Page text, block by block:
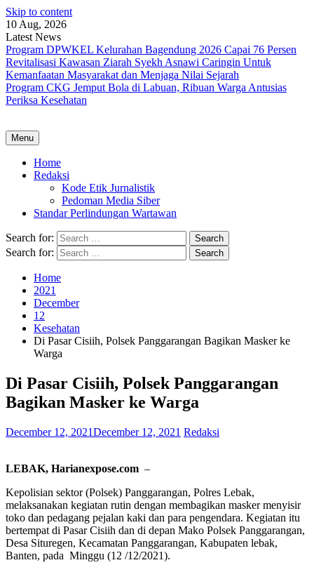
Skip to content
10 Aug, 2026
Latest News
Program DPWKEL Kelurahan Bagendung 2026 Capai 76 Persen
Revitalisasi Kawasan Ziarah Syekh Asnawi Caringin Untuk
Kemanfaatan Masyarakat dan Menjaga Nilai Sejarah
Program CKG Jemput Bola di Labuan, Ribuan Warga Antusias
Periksa Kesehatan
Menu
Home
Redaksi
Kode Etik Jurnalistik
Pedoman Media Siber
Standar Perlindungan Wartawan
Search for:
Search for:
Home
2021
December
12
Kesehatan
Di Pasar Cisiih, Polsek Panggarangan Bagikan Masker ke
Warga
Di Pasar Cisiih, Polsek Panggarangan
Bagikan Masker ke Warga
December 12, 2021December 12, 2021 Redaksi
LEBAK, Harianexpose.com –
Kepolisian sektor (Polsek) Panggarangan, Polres Lebak,
melaksanakan kegiatan rutin dengan membagikan masker menyisir
toko dan pedagang pejalan kaki dan para pengendara. Kegiatan itu
bertempat di Pasar Cisiih dan di depan Mako Polsek Panggarangan,
Desa Situregen, Kecamatan Panggarangan, Kabupaten lebak,
Banten, pada Minggu (12 /12/2021).